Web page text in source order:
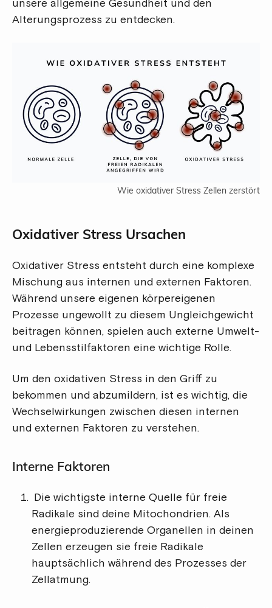
unsere allgemeine Gesundheit und den
Alterungsprozess zu entdecken.
Wie oxidativer Stress Zellen zerstört
Oxidativer Stress Ursachen
Oxidativer Stress entsteht durch eine komplexe
Mischung aus internen und externen Faktoren.
Während unsere eigenen körpereigenen
Prozesse ungewollt zu diesem Ungleichgewicht
beitragen können, spielen auch externe Umwelt-
und Lebensstilfaktoren eine wichtige Rolle.
Um den oxidativen Stress in den Griff zu
bekommen und abzumildern, ist es wichtig, die
Wechselwirkungen zwischen diesen internen
und externen Faktoren zu verstehen.
Interne Faktoren
Die wichtigste interne Quelle für freie
Radikale sind deine Mitochondrien. Als
energieproduzierende Organellen in deinen
Zellen erzeugen sie freie Radikale
hauptsächlich während des Prozesses der
Zellatmung.